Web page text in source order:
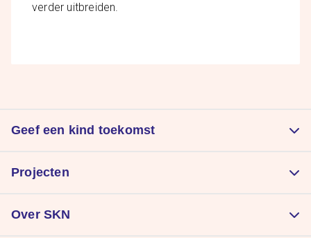
verder uitbreiden.
Geef een kind toekomst
Nalatenschap
Projecten
Over SKN